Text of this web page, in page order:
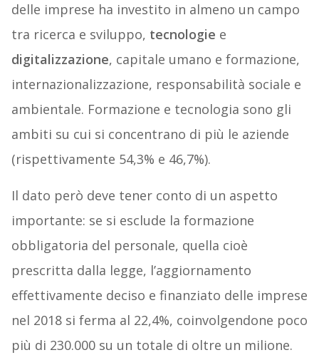
delle imprese ha investito in almeno un campo
tra ricerca e sviluppo, tecnologie e
digitalizzazione, capitale umano e formazione,
internazionalizzazione, responsabilità sociale e
ambientale. Formazione e tecnologia sono gli
ambiti su cui si concentrano di più le aziende
(rispettivamente 54,3% e 46,7%).
Il dato però deve tener conto di un aspetto
importante: se si esclude la formazione
obbligatoria del personale, quella cioè
prescritta dalla legge, l’aggiornamento
effettivamente deciso e finanziato delle imprese
nel 2018 si ferma al 22,4%, coinvolgendone poco
più di 230.000 su un totale di oltre un milione.